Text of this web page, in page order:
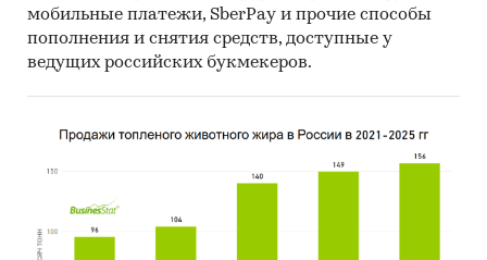
мобильные платежи, SberPay и прочие способы
пополнения и снятия средств, доступные у
ведущих российских букмекеров.